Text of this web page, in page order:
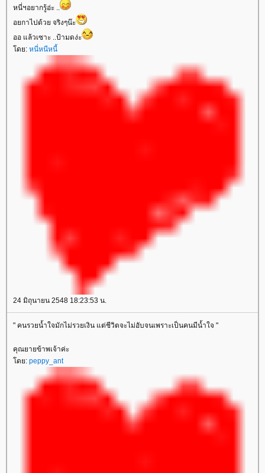
หนี่ฯอยากรู้อ่ะ ..
อยกาไปด้วย จริงๆน๊ะ
ออ แล้วเซาะ ..ป้ามดง่ะ
ดย: หนี่หนีหนี้
24 มิถุนายน 2548 18:23:53 น.
" คนรวยน้ำใจมักไม่รวยเงิน แต่ชีวิตจะไม่อับจนเพราะเป็นคนมีน้ำใจ "
คุณยายข้าพเจ้าค่ะ
ดย: peppy_ant